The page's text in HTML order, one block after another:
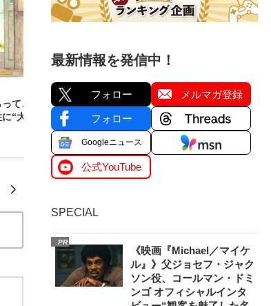
って、痛くないわけじゃない」今、50
“大人の絵本”が響いているワケ
2025/07/22
最新情報を発信中！
フォロー メルマガ登録
フォロー
Googleニュース
公式YouTube
SPECIAL
PR
《映画『Michael／マイケ
ル』》父ジョセフ・ジャク
ソン役、コールマン・ドミ
ンゴ オフィシャルインタ